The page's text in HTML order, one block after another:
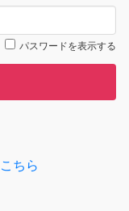
パスワードを表示する
こちら